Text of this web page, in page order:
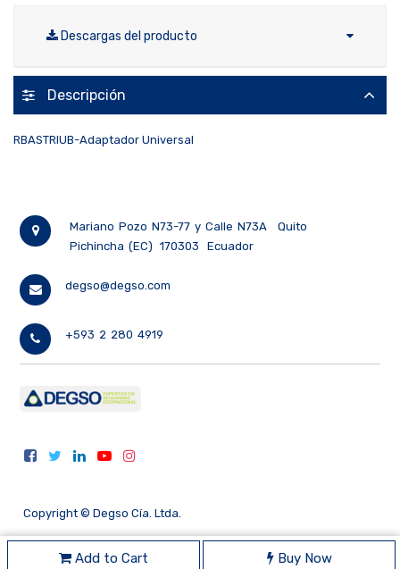
Add to Cart Buy Now
Descargas del producto
Descripción
RBASTRIUB-Adaptador Universal
Mariano Pozo N73-77 y Calle N73A
Quito
Pichincha (EC)
170303 Ecuador
degso@degso.com
+593 2 280 4919
Copyright © Degso Cía. Ltda.